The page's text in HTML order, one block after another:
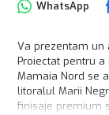
WhatsApp
Va prezentam un
Proiectat pentru
Mamaia Nord se
litoralul Marii
finisaje premium